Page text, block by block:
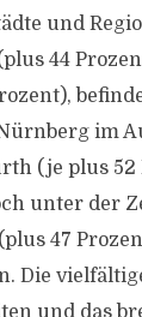
und
44
im
(je plus 52
unter der
47
Die
und das